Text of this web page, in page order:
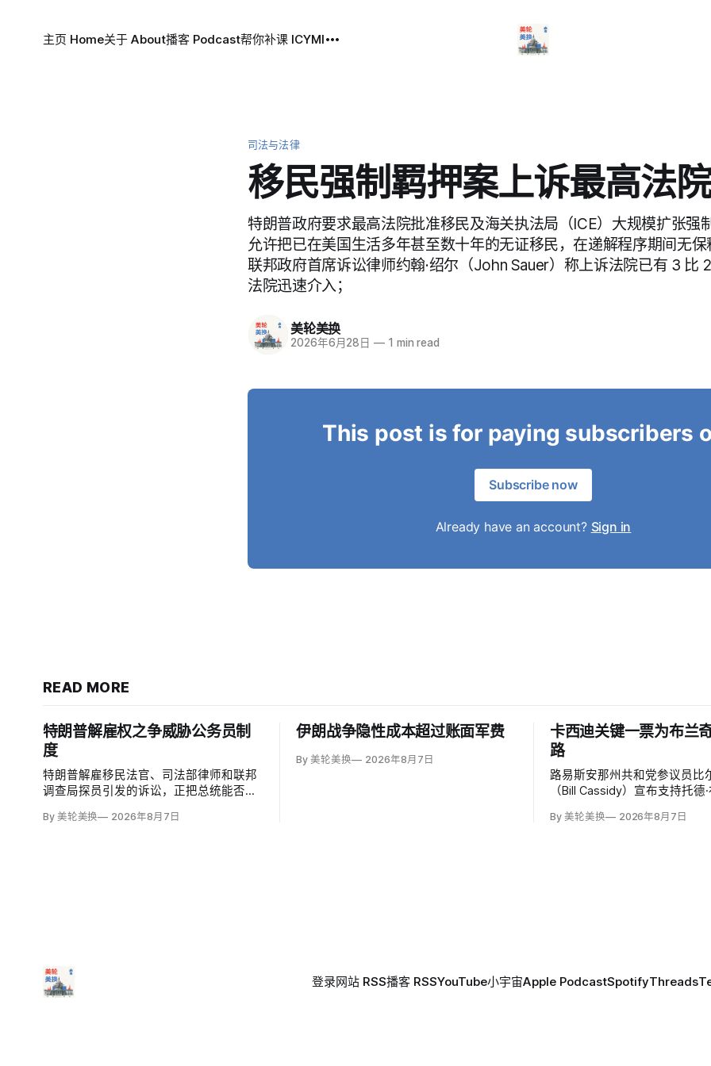
主页 Home关于 About播客 Podcast帮你补课 ICYMI
司法与法律
移民强制羁押案上诉最高法院
特朗普政府要求最高法院批准移民及海关执法局（ICE）大规模扩张强
允许把已在美国生活多年甚至数十年的无证移民，在递解程序期间无
联邦政府首席诉讼律师约翰·绍尔（John Sauer）称上诉法院已有 3 比
法院迅速介入；
美轮美换
2026年6月28日 — 1 min read
This post is for paying subscribers
Subscribe now
Already have an account? Sign in
READ MORE
特朗普解雇权之争威胁公务员制
度
特朗普解雇移民法官、司法部律师和联邦
调查局探员引发的诉讼，正把总统能否绕
开除联邦雇员的问题推向最高法院。联邦
By 美轮美换 2026年8月7日
伊朗战争隐性成本超过账面军费
By 美轮美换 2026年8月7日
卡西迪关键一票为布兰
路
路易斯安那州共和党参议员比
（Bill Cassidy）宣布支持托德
特朗普前私人辩护律师基本跨
By 美轮美换 2026年8月7日
登录网站 RSS播客 RSSYouTube小宇宙Apple PodcastSpotifyThreads